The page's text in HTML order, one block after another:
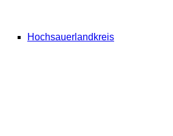
Hochsauerlandkreis